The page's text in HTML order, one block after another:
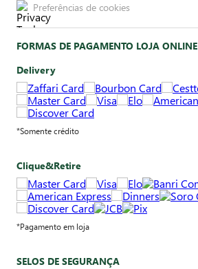
Preferências de cookies
FORMAS DE PAGAMENTO LOJA ONLINE
Delivery
*Somente crédito
Clique&Retire
*Pagamento em loja
SELOS DE SEGURANÇA